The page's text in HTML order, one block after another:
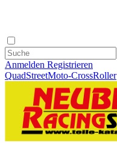
Anmelden Registrieren
QuadStreetMoto-CrossRoller